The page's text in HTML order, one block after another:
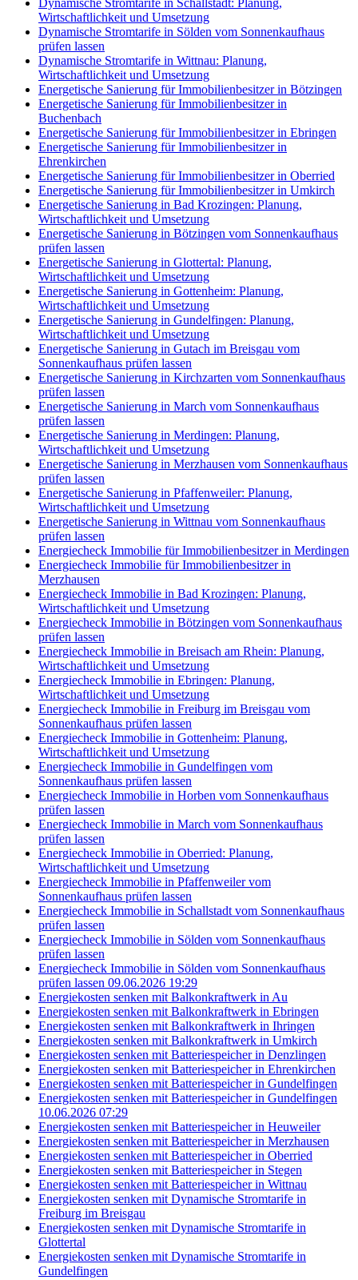
Dynamische Stromtarife in Schallstadt: Planung,
Wirtschaftlichkeit und Umsetzung
Dynamische Stromtarife in Sölden vom Sonnenkaufhaus
prüfen lassen
Dynamische Stromtarife in Wittnau: Planung,
Wirtschaftlichkeit und Umsetzung
Energetische Sanierung für Immobilienbesitzer in Bötzingen
Energetische Sanierung für Immobilienbesitzer in
Buchenbach
Energetische Sanierung für Immobilienbesitzer in Ebringen
Energetische Sanierung für Immobilienbesitzer in
Ehrenkirchen
Energetische Sanierung für Immobilienbesitzer in Oberried
Energetische Sanierung für Immobilienbesitzer in Umkirch
Energetische Sanierung in Bad Krozingen: Planung,
Wirtschaftlichkeit und Umsetzung
Energetische Sanierung in Bötzingen vom Sonnenkaufhaus
prüfen lassen
Energetische Sanierung in Glottertal: Planung,
Wirtschaftlichkeit und Umsetzung
Energetische Sanierung in Gottenheim: Planung,
Wirtschaftlichkeit und Umsetzung
Energetische Sanierung in Gundelfingen: Planung,
Wirtschaftlichkeit und Umsetzung
Energetische Sanierung in Gutach im Breisgau vom
Sonnenkaufhaus prüfen lassen
Energetische Sanierung in Kirchzarten vom Sonnenkaufhaus
prüfen lassen
Energetische Sanierung in March vom Sonnenkaufhaus
prüfen lassen
Energetische Sanierung in Merdingen: Planung,
Wirtschaftlichkeit und Umsetzung
Energetische Sanierung in Merzhausen vom Sonnenkaufhaus
prüfen lassen
Energetische Sanierung in Pfaffenweiler: Planung,
Wirtschaftlichkeit und Umsetzung
Energetische Sanierung in Wittnau vom Sonnenkaufhaus
prüfen lassen
Energiecheck Immobilie für Immobilienbesitzer in Merdingen
Energiecheck Immobilie für Immobilienbesitzer in
Merzhausen
Energiecheck Immobilie in Bad Krozingen: Planung,
Wirtschaftlichkeit und Umsetzung
Energiecheck Immobilie in Bötzingen vom Sonnenkaufhaus
prüfen lassen
Energiecheck Immobilie in Breisach am Rhein: Planung,
Wirtschaftlichkeit und Umsetzung
Energiecheck Immobilie in Ebringen: Planung,
Wirtschaftlichkeit und Umsetzung
Energiecheck Immobilie in Freiburg im Breisgau vom
Sonnenkaufhaus prüfen lassen
Energiecheck Immobilie in Gottenheim: Planung,
Wirtschaftlichkeit und Umsetzung
Energiecheck Immobilie in Gundelfingen vom
Sonnenkaufhaus prüfen lassen
Energiecheck Immobilie in Horben vom Sonnenkaufhaus
prüfen lassen
Energiecheck Immobilie in March vom Sonnenkaufhaus
prüfen lassen
Energiecheck Immobilie in Oberried: Planung,
Wirtschaftlichkeit und Umsetzung
Energiecheck Immobilie in Pfaffenweiler vom
Sonnenkaufhaus prüfen lassen
Energiecheck Immobilie in Schallstadt vom Sonnenkaufhaus
prüfen lassen
Energiecheck Immobilie in Sölden vom Sonnenkaufhaus
prüfen lassen
Energiecheck Immobilie in Sölden vom Sonnenkaufhaus
prüfen lassen 09.06.2026 19:29
Energiekosten senken mit Balkonkraftwerk in Au
Energiekosten senken mit Balkonkraftwerk in Ebringen
Energiekosten senken mit Balkonkraftwerk in Ihringen
Energiekosten senken mit Balkonkraftwerk in Umkirch
Energiekosten senken mit Batteriespeicher in Denzlingen
Energiekosten senken mit Batteriespeicher in Ehrenkirchen
Energiekosten senken mit Batteriespeicher in Gundelfingen
Energiekosten senken mit Batteriespeicher in Gundelfingen
10.06.2026 07:29
Energiekosten senken mit Batteriespeicher in Heuweiler
Energiekosten senken mit Batteriespeicher in Merzhausen
Energiekosten senken mit Batteriespeicher in Oberried
Energiekosten senken mit Batteriespeicher in Stegen
Energiekosten senken mit Batteriespeicher in Wittnau
Energiekosten senken mit Dynamische Stromtarife in
Freiburg im Breisgau
Energiekosten senken mit Dynamische Stromtarife in
Glottertal
Energiekosten senken mit Dynamische Stromtarife in
Gundelfingen